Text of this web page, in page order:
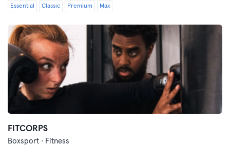
Essential Classic Premium Max
FITCORPS
Boxsport · Fitness